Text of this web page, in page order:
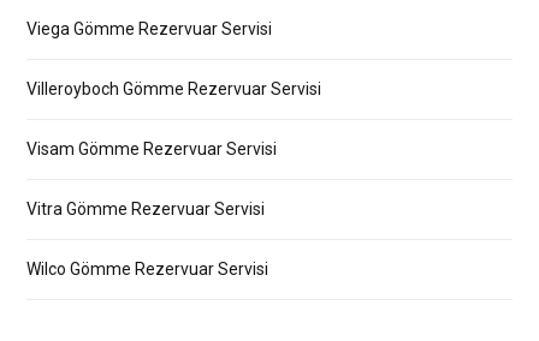
Viega Gömme Rezervuar Servisi
Villeroyboch Gömme Rezervuar Servisi
Visam Gömme Rezervuar Servisi
Vitra Gömme Rezervuar Servisi
Wilco Gömme Rezervuar Servisi